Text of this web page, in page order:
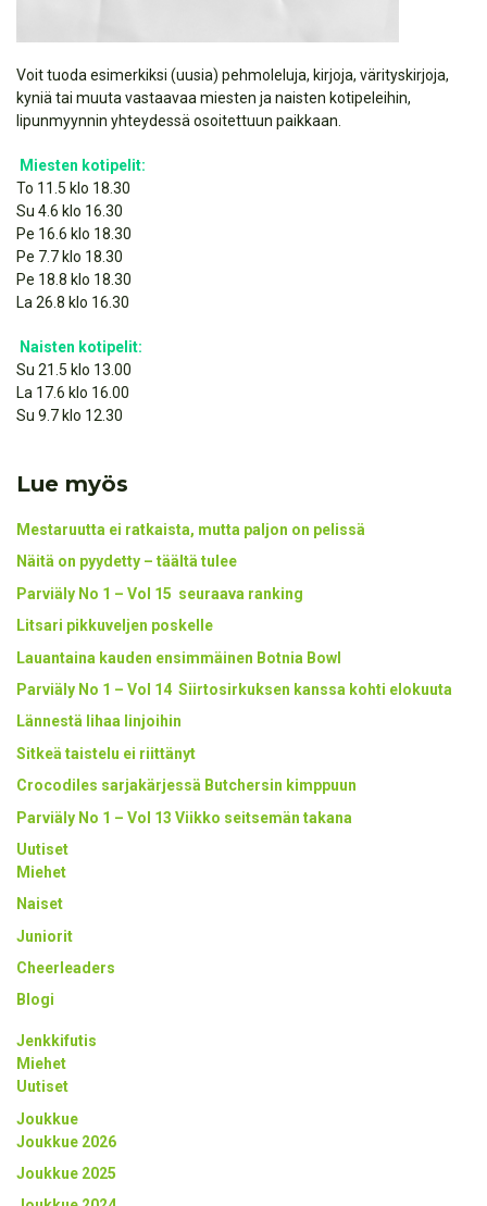
Voit tuoda esimerkiksi (uusia) pehmoleluja, kirjoja, värityskirjoja,
kyniä tai muuta vastaavaa miesten ja naisten kotipeleihin,
lipunmyynnin yhteydessä osoitettuun paikkaan.
Miesten kotipelit:
To 11.5 klo 18.30
Su 4.6 klo 16.30
Pe 16.6 klo 18.30
Pe 7.7 klo 18.30
Pe 18.8 klo 18.30
La 26.8 klo 16.30
Naisten kotipelit:
Su 21.5 klo 13.00
La 17.6 klo 16.00
Su 9.7 klo 12.30
Lue myös
Mestaruutta ei ratkaista, mutta paljon on pelissä
Näitä on pyydetty – täältä tulee
Parviäly No 1 – Vol 15 seuraava ranking
Litsari pikkuveljen poskelle
Lauantaina kauden ensimmäinen Botnia Bowl
Parviäly No 1 – Vol 14 Siirtosirkuksen kanssa kohti elokuuta
Lännestä lihaa linjoihin
Sitkeä taistelu ei riittänyt
Crocodiles sarjakärjessä Butchersin kimppuun
Parviäly No 1 – Vol 13 Viikko seitsemän takana
Uutiset
Miehet
Naiset
Juniorit
Cheerleaders
Blogi
Jenkkifutis
Miehet
Uutiset
Joukkue
Joukkue 2026
Joukkue 2025